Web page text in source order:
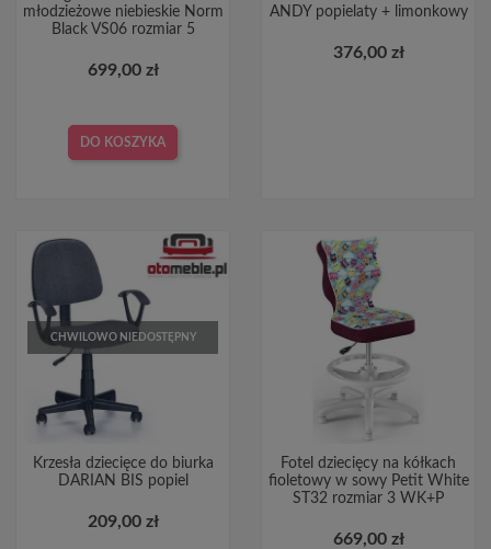
młodzieżowe niebieskie Norm
Black VS06 rozmiar 5
699,00 zł
DO KOSZYKA
ANDY popielaty + limonkowy
376,00 zł
CHWILOWO NIEDOSTĘPNY
Krzesła dziecięce do biurka
DARIAN BIS popiel
209,00 zł
Fotel dziecięcy na kółkach
fioletowy w sowy Petit White
ST32 rozmiar 3 WK+P
669,00 zł